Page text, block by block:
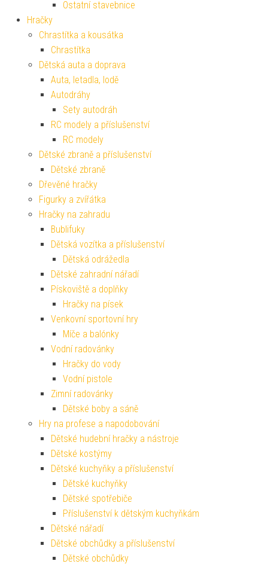
Ostatní stavebnice
Hračky
Chrastítka a kousátka
Chrastítka
Dětská auta a doprava
Auta, letadla, lodě
Autodráhy
Sety autodráh
RC modely a příslušenství
RC modely
Dětské zbraně a příslušenství
Dětské zbraně
Dřevěné hračky
Figurky a zvířátka
Hračky na zahradu
Bublifuky
Dětská vozítka a příslušenství
Dětská odrážedla
Dětské zahradní nářadí
Pískoviště a doplňky
Hračky na písek
Venkovní sportovní hry
Míče a balónky
Vodní radovánky
Hračky do vody
Vodní pistole
Zimní radovánky
Dětské boby a sáně
Hry na profese a napodobování
Dětské hudební hračky a nástroje
Dětské kostýmy
Dětské kuchyňky a příslušenství
Dětské kuchyňky
Dětské spotřebiče
Příslušenství k dětským kuchyňkám
Dětské nářadí
Dětské obchůdky a příslušenství
Dětské obchůdky